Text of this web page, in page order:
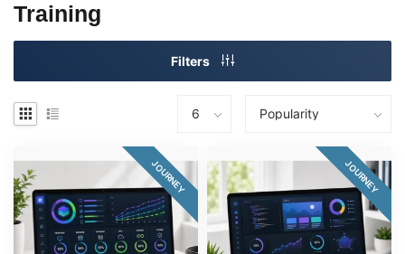
Training
Filters
JOURNEY JOURNEY